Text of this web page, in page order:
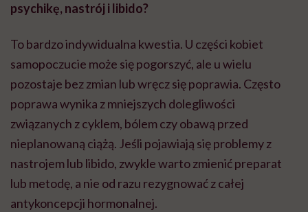
psychikę, nastrój i libido?
To bardzo indywidualna kwestia. U części kobiet
samopoczucie może się pogorszyć, ale u wielu
pozostaje bez zmian lub wręcz się poprawia. Często
poprawa wynika z mniejszych dolegliwości
związanych z cyklem, bólem czy obawą przed
nieplanowaną ciążą. Jeśli pojawiają się problemy z
nastrojem lub libido, zwykle warto zmienić preparat
lub metodę, a nie od razu rezygnować z całej
antykoncepcji hormonalnej.